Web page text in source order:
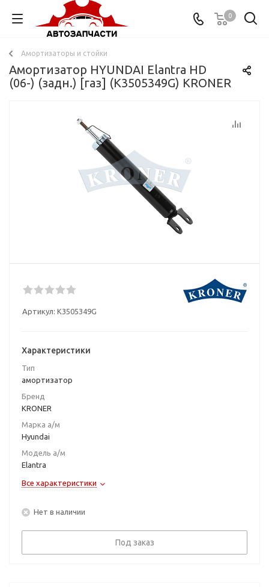
0
Амортизаторы и стойки
Амортизатор HYUNDAI Elantra HD
(06-) (задн.) [газ] (K3505349G) KRONER
Артикул: K3505349G
Характеристики
Тип
амортизатор
Бренд
KRONER
Марка а/м
Hyundai
Модель а/м
Elantra
Все характеристики
Нет в наличии
Под заказ